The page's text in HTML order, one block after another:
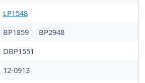
LP1548
BP1859
BP2948
DBP1551
12-0913